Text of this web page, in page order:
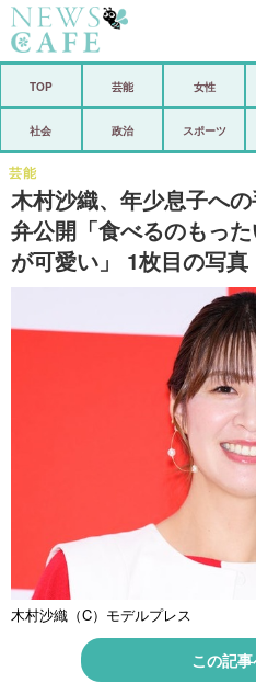
芸能
恋愛
登録・ログイ
TOP 芸能 女性
社会 政治 スポーツ
木村沙織、年少息子へ
弁公開「食べるのもっ
が可愛い」 1枚目の写真
芸能
木村沙織（C）モデルプレス
この記